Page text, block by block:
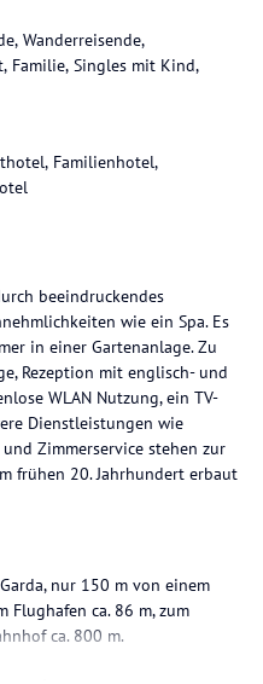
Wanderreisende,
Familie, Singles mit Kind,
Familienhotel,
beeindruckendes
wie ein Spa. Es
in einer Gartenanlage. Zu
Rezeption mit englisch- und
WLAN Nutzung, ein TV-
Dienstleistungen wie
Zimmerservice stehen zur
frühen 20. Jahrhundert erbaut
nur 150 m von einem
Flughafen ca. 86 m, zum
ca. 800 m.